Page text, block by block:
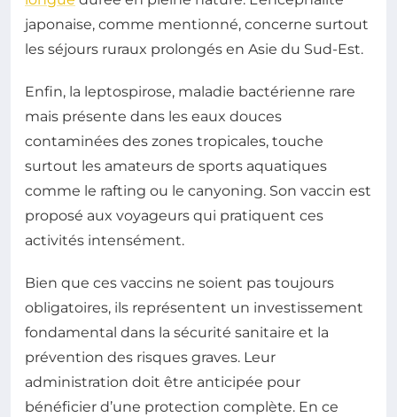
japonaise, comme mentionné, concerne surtout
les séjours ruraux prolongés en Asie du Sud-Est.
Enfin, la leptospirose, maladie bactérienne rare
mais présente dans les eaux douces
contaminées des zones tropicales, touche
surtout les amateurs de sports aquatiques
comme le rafting ou le canyoning. Son vaccin est
proposé aux voyageurs qui pratiquent ces
activités intensément.
Bien que ces vaccins ne soient pas toujours
obligatoires, ils représentent un investissement
fondamental dans la sécurité sanitaire et la
prévention des risques graves. Leur
administration doit être anticipée pour
bénéficier d’une protection complète. En ce